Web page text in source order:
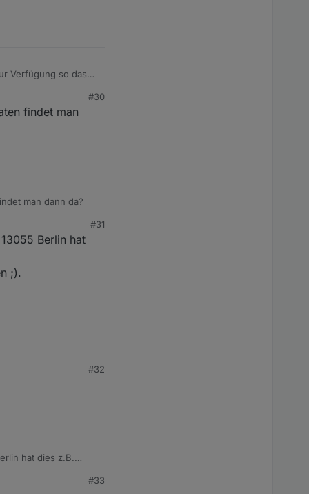
Verfügung so das
#30
findet man
man dann da?
#31
Berlin hat
;).
#32
hat dies z.B.
#33